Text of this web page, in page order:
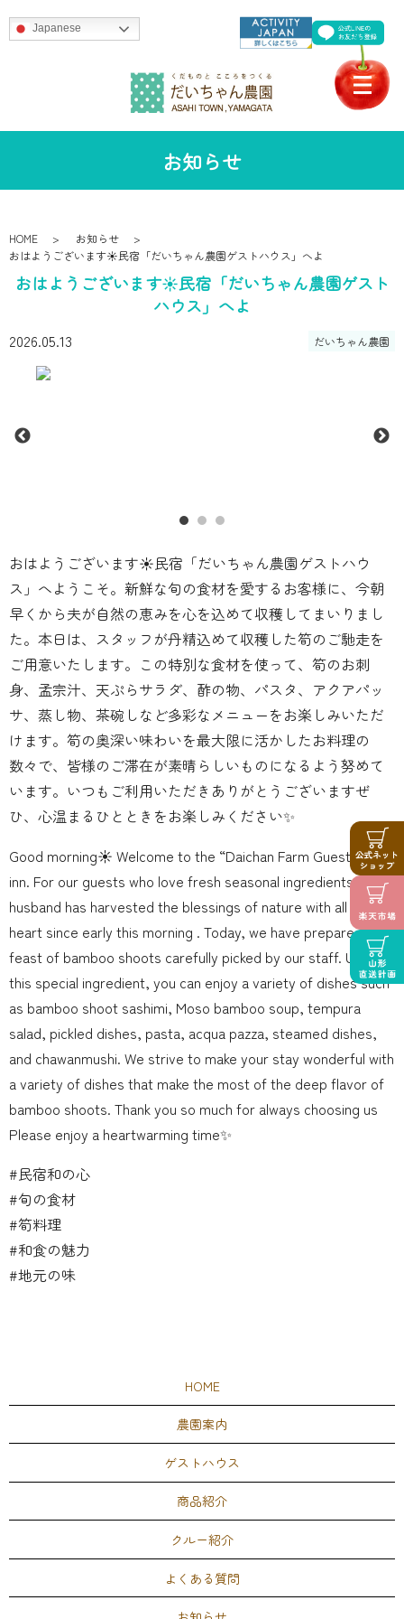
Japanese
お知らせ
HOME
お知らせ
おはようございます☀️民宿「だいちゃん農園ゲストハウス」へよ
おはようございます☀️民宿「だいちゃん農園ゲスト
ハウス」へよ
2026.05.13 だいちゃん農園
おはようございます☀️民宿「だいちゃん農園ゲストハウ
ス」へようこそ。新鮮な旬の食材を愛するお客様に、今朝
早くから夫が自然の恵みを心を込めて収穫してまいりまし
た。本日は、スタッフが丹精込めて収穫した筍のご馳走を
ご用意いたします。この特別な食材を使って、筍のお刺
身、孟宗汁、天ぷらサラダ、酢の物、パスタ、アクアパッ
サ、蒸し物、茶碗しなど多彩なメニューをお楽しみいただ
けます。筍の奥深い味わいを最大限に活かしたお料理の
数々で、皆様のご滞在が素晴らしいものになるよう努めて
います。いつもご利用いただきありがとうございますぜ
ひ、心温まるひとときをお楽しみください✨
Good morning☀️ Welcome to the “Daichan Farm Guesthouse”
inn. For our guests who love fresh seasonal ingredients, my
husband has harvested the blessings of nature with all his
heart since early this morning . Today, we have prepared a
feast of bamboo shoots carefully picked by our staff. Using
this special ingredient, you can enjoy a variety of dishes such
as bamboo shoot sashimi, Moso bamboo soup, tempura
salad, pickled dishes, pasta, acqua pazza, steamed dishes,
and chawanmushi. We strive to make your stay wonderful with
a variety of dishes that make the most of the deep flavor of
bamboo shoots. Thank you so much for always choosing us
Please enjoy a heartwarming time✨
#民宿和の心
#旬の食材
#筍料理
#和食の魅力
#地元の味
HOME
農園案内
ゲストハウス
商品紹介
クルー紹介
よくある質問